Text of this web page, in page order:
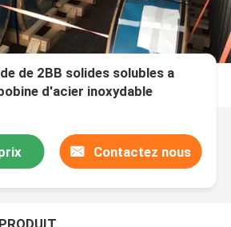
de 2BB solides solubles a
d'acier inoxydable
Contactez nous